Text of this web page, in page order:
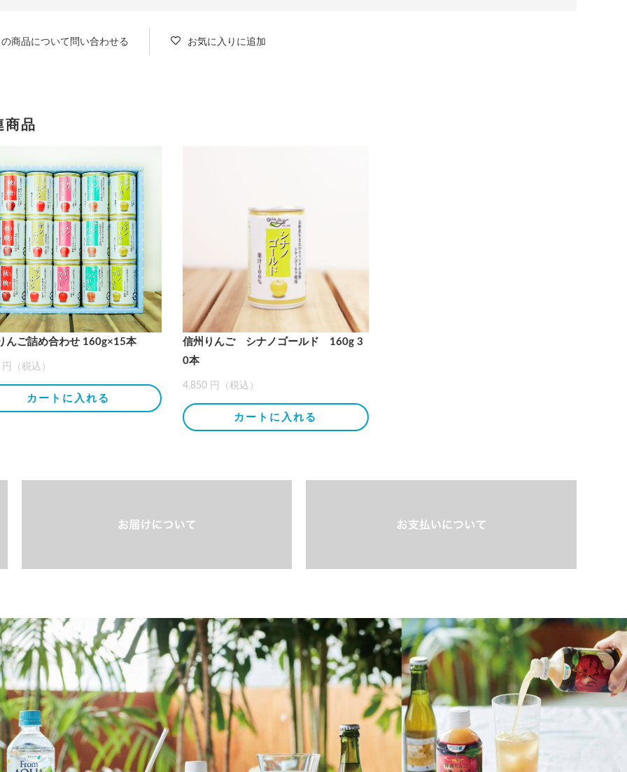
商品について問い合わせる お気に入りに追加
商品
んご詰め合わせ 160g×15本
（税込）
カートに入れる
信州りんご シナノゴールド 160g 3
0本
4,850 円（税込）
カートに入れる